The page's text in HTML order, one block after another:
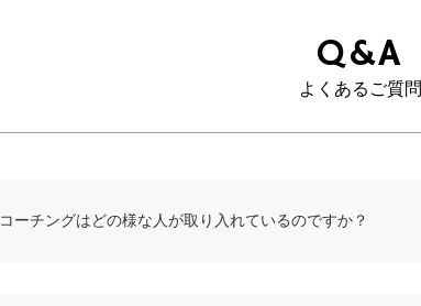
Q&A
よくあるご質問
コーチングはどの様な人が取り入れているのですか？